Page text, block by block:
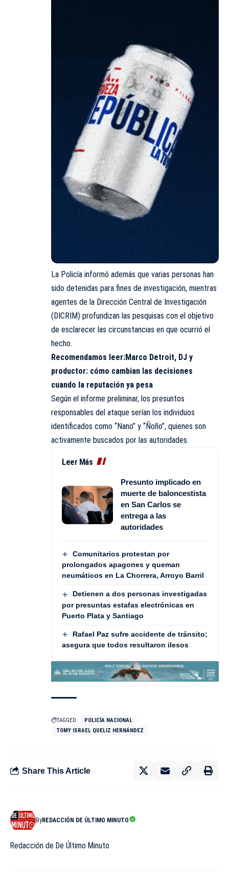
La Policía informó además que varias personas han
sido detenidas para fines de investigación, mientras
agentes de la Dirección Central de Investigación
(DICRIM) profundizan las pesquisas con el objetivo
de esclarecer las circunstancias en que ocurrió el
hecho.
Recomendamos leer:Marco Detroit, DJ y
productor: cómo cambian las decisiones
cuando la reputación ya pesa
Según el informe preliminar, los presuntos
responsables del ataque serían los individuos
identificados como “Nano” y “Ñoño”, quienes son
activamente buscados por las autoridades.
Leer Más
Presunto implicado en
muerte de baloncestista
en San Carlos se
entrega a las
autoridades
Comunitarios protestan por
prolongados apagones y queman
neumáticos en La Chorrera, Arroyo Barril
Detienen a dos personas investigadas
por presuntas estafas electrónicas en
Puerto Plata y Santiago
Rafael Paz sufre accidente de tránsito;
asegura que todos resultaron ilesos
TAGGED:
POLICÍA NACIONAL
TOMY ISRAEL QUELIZ HERNÁNDEZ
Share This Article
ByREDACCIÓN DE ÚLTIMO MINUTO
Redacción de De Último Minuto